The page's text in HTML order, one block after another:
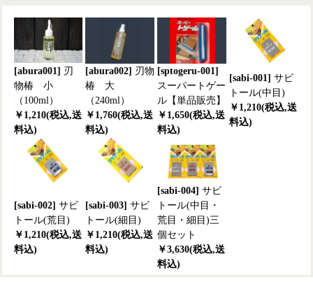
[abura001] 刃
物椿 小
（100ml）
￥1,210(税込,送
料込)
[abura002] 刃物
椿 大
（240ml）
￥1,760(税込,送
料込)
[sptogeru-001]
スーパートゲー
ル【単品販売】
￥1,650(税込,送
料込)
[sabi-001] サビ
トール(中目)
￥1,210(税込,送
料込)
[sabi-002] サビ
トール(荒目)
￥1,210(税込,送
料込)
[sabi-003] サビ
トール(細目)
￥1,210(税込,送
料込)
[sabi-004] サビ
トール(中目・
荒目・細目)三
個セット
￥3,630(税込,送
料込)